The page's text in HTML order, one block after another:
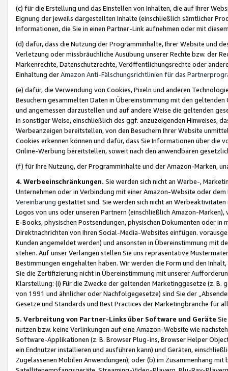
(c) für die Erstellung und das Einstellen von Inhalten, die auf Ihrer
Eignung der jeweils dargestellten Inhalte (einschließlich sämtlicher
Informationen, die Sie in einen Partner-Link aufnehmen oder mit
(d) dafür, dass die Nutzung der Programminhalte, Ihrer Website und
Verletzung oder missbräuchliche Ausübung unserer Rechte bzw. der
Markenrechte, Datenschutzrechte, Veröffentlichungsrechte oder
Einhaltung derAmazon Anti-Fälschungsrichtlinien für das
(e) dafür, die Verwendung von Cookies, Pixeln und anderen
Besuchern gesammelten Daten in Übereinstimmung mit den
und angemessen darzustellen und auf andere Weise die geltenden
in sonstiger Weise, einschließlich des ggf. anzuzeigenden Hinweises,
Werbeanzeigen bereitstellen, von den Besuchern Ihrer Website
Cookies erkennen können und dafür, dass Sie Informationen über die
Online-Werbung bereitstellen, soweit nach den anwendbaren
(f) für Ihre Nutzung, der Programminhalte und der Amazon-Marken,
4. Werbeeinschränkungen. Sie werden sich nicht an Werbe-,
Unternehmen oder in Verbindung mit einer Amazon-Website oder
Vereinbarung gestattet sind. Sie werden sich nicht an
Logos von uns oder unseren Partnern (einschließlich Amazon-
E-Books, physischen Postsendungen, physischen Dokumenten oder in
Direktnachrichten von Ihren Social-Media-Websites einfügen.
Kunden angemeldet werden) und ansonsten in Übereinstimmung mit
stehen. Auf unser Verlangen stellen Sie uns repräsentative
Bestimmungen eingehalten haben. Wir werden die Form und den
Sie die Zertifizierung nicht in Übereinstimmung mit unserer
Klarstellung: (i) Für die Zwecke der geltenden Marketinggesetze (z. B.
von 1991 und ähnlicher oder Nachfolgegesetze) sind Sie der
Gesetze und Standards und Best Practices der Marketingbranche für
5. Verbreitung von Partner-Links über Software und Geräte
nutzen bzw. keine Verlinkungen auf eine Amazon-Website wie
Software-Applikationen (z. B. Browser Plug-ins, Browser Helper
ein Endnutzer installieren und ausführen kann) und Geräten,
Zugelassenen Mobilen Anwendungen); oder (b) im Zusammenhang